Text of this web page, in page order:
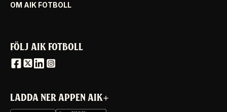
OM AIK FOTBOLL
FÖLJ AIK FOTBOLL
LADDA NER APPEN AIK+